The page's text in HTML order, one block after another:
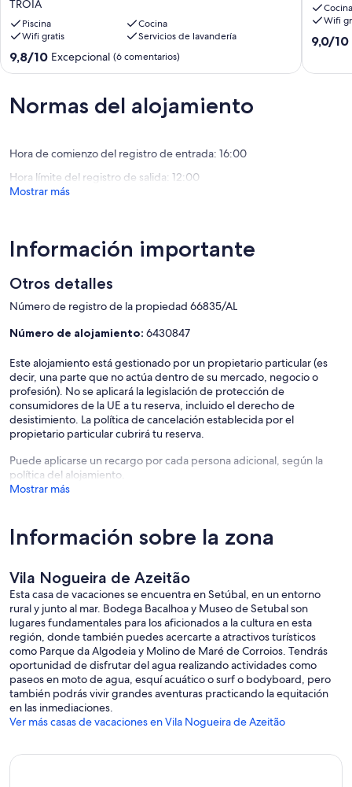
3) Se solicita un pago de 70 € para la limpieza de la casa después de
la estancia.
4) No se permiten fiestas y personas adicionales en la casa sin el
permiso de los propietarios.
5) Cama supletoria para bebé, para uso durante una semana: 50 €
de
3
dormitorios,
fantástica
piscina,
50
la
TROIA
TROIA
Piscina
Cocina
Wifi gratis
Servicios de lavandería
9.8
sobre
Excepcional,
(6 comentarios)
9,8/10 Excepcional (6 comentarios)
w/
Garden
by
Cocina
Wifi
9.0
9,0/10
Normas del alojamiento
Hora de comienzo del registro de entrada: 16:00
Hora límite del registro de salida: 12:00
Mostrar más
Información importante
Otros detalles
Número de registro de la propiedad 66835/AL
Número de alojamiento: 6430847
Este alojamiento está gestionado por un propietario particular (es
decir, una parte que no actúa dentro de su mercado, negocio o
profesión). No se aplicará la legislación de protección de
consumidores de la UE a tu reserva, incluido el derecho de
desistimiento. La política de cancelación establecida por el
propietario particular cubrirá tu reserva.
Puede aplicarse un recargo por cada persona adicional, según la
política del alojamiento.
Mostrar más
Información sobre la zona
Vila Nogueira de Azeitão
Esta casa de vacaciones se encuentra en Setúbal, en un entorno
rural y junto al mar. Bodega Bacalhoa y Museo de Setubal son
lugares fundamentales para los aficionados a la cultura en esta
región, donde también puedes acercarte a atractivos turísticos
como Parque da Algodeia y Molino de Maré de Corroios. Tendrás
oportunidad de disfrutar del agua realizando actividades como
paseos en moto de agua, esquí acuático o surf o bodyboard, pero
también podrás vivir grandes aventuras practicando la equitación
en las inmediaciones.
Ver más casas de vacaciones en Vila Nogueira de Azeitão